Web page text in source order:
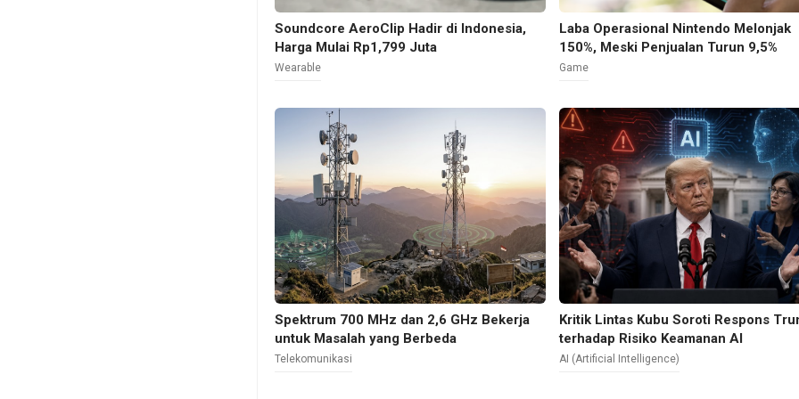
aksesori murah di marketplace. Artinya, OnePlus harus menawarkan kombinasi
jelas: suara bagus, baterai tahan lama, koneksi stabil, mikrofon jernih, dan harga
masuk akal.
Jakarta, Surabaya, Bandung, dan Medan. Lingkungan kerja hybrid, lalu lintas padat,
transportasi umum, serta kebiasaan menonton konten di perjalanan membuat
peredam bising semakin dicari. Namun, bila Nord Buds 4 tidak membawa ANC,
OnePlus perlu mengandalkan daya tahan baterai, kenyamanan, kualitas panggilan,
harga sebagai senjata utama.
Soundcore AeroClip Hadir di Indonesia,
Harga Mulai Rp1,799 Juta
Wearable
Laba Operasional Nintendo Melonjak
150%, Meski Penjualan Turun 9,5%
Game
Spektrum 700 MHz dan 2,6 GHz Bekerja
untuk Masalah yang Berbeda
Telekomunikasi
Kritik Lintas Kubu Soroti Respons
terhadap Risiko Keamanan AI
AI (Artificial Intelligence)